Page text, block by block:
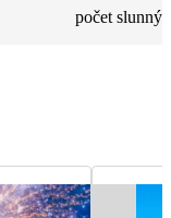
počet